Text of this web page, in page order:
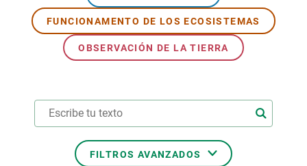
FUNCIONAMENTO DE LOS ECOSISTEMAS
OBSERVACIÓN DE LA TIERRA
FILTROS AVANZADOS
PARTICIPA
NOTICIAS Y AGENDA